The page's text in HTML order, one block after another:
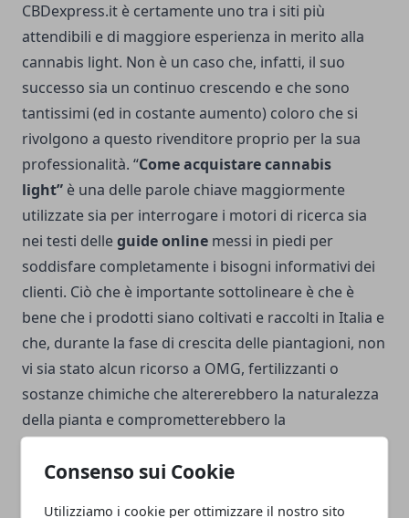
Consenso sui Cookie
Utilizziamo i cookie per ottimizzare il nostro sito
CBDexpress.it è certamente uno tra i siti più
attendibili e di maggiore esperienza in merito alla
cannabis light. Non è un caso che, infatti, il suo
successo sia un continuo crescendo e che sono
tantissimi (ed in costante aumento) coloro che si
rivolgono a questo rivenditore proprio per la sua
professionalità. “Come acquistare cannabis
light” è una delle parole chiave maggiormente
utilizzate sia per interrogare i motori di ricerca sia
nei testi delleguide online messi in piedi per
soddisfare completamente i bisogni informativi dei
clienti. Ciò che è importante sottolineare è che è
bene che i prodotti siano coltivati e raccolti in Italia e
che, durante la fase di crescita delle piantagioni, non
vi sia stato alcun ricorso a OMG, fertilizzanti o
sostanze chimiche che altererebbero la naturalezza
della pianta e comprometterebbero la
determinazione dei suoi benefici. Adesso che sai
tutto ciò che si deve sapere su